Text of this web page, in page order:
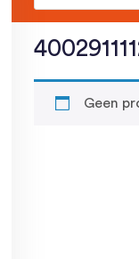
Geen